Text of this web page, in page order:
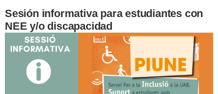
Sesión informativa para estudiantes con
NEE y/o discapacidad